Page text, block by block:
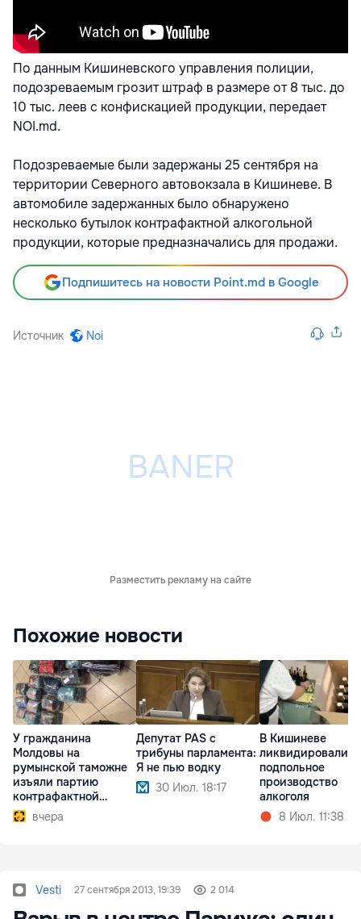
По данным Кишиневского управления полиции,
подозреваемым грозит штраф в размере от 8 тыс. до
10 тыс. леев с конфискацией продукции, передает
NOI.md.
Подозреваемые были задержаны 25 сентября на
территории Северного автовокзала в Кишиневе. В
автомобиле задержанных было обнаружено
несколько бутылок контрафактной алкогольной
продукции, которые предназначались для продажи.
Подпишитесь на новости Point.md в Google
Источник Noi
Разместить рекламу на сайте
Похожие новости
У гражданина
Молдовы на
румынской таможне
изъяли партию
контрафактной
одежды
вчера
Депутат PAS с
трибуны парламента:
Я не пью водку
30 Июл. 18:17
В Кишиневе
ликвидировали
подпольное
производство
алкоголя
8 Июл. 11:38
Vesti 27 сентября 2013, 19:39 2 014